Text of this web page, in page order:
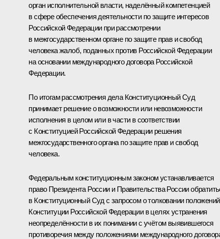
орган исполнительной власти, наделённый компетенцией
в сфере обеспечения деятельности по защите интересов
Российской Федерации при рассмотрении
в межгосударственном органе по защите прав и свобод
человека жалоб, поданных против Российской Федерации
на основании международного договора Российской
Федерации.
По итогам рассмотрения дела Конституционный Суд
принимает решение о возможности или невозможности
исполнения в целом или в части в соответствии
с Конституцией Российской Федерации решения
межгосударственного органа по защите прав и свобод
человека.
Федеральным конституционным законом устанавливается
право Президента России и Правительства России
в Конституционный Суд с запросом о толковании положений
Конституции Российской Федерации в целях устранения
неопределённости в их понимании с учётом выявившегося
противоречия между положениями международного